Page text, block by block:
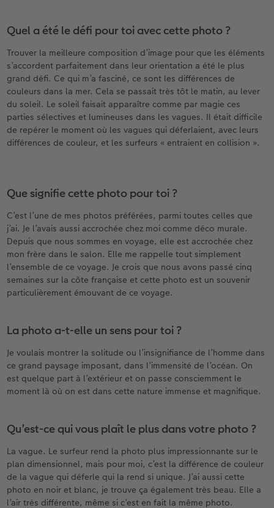
Quel a été le défi pour toi avec cette photo ?
Trouver la meilleure composition d’image pour que les éléments
s’accordent parfaitement dans leur orientation a été le plus
grand défi. Ce qui m’a fasciné, ce sont les différences de
couleurs dans la mer. Cela se passait très tôt le matin, au lever
du soleil. Le soleil faisait apparaître comme par magie ces
parties sélectives et lumineuses dans les vagues. Il était difficile
de repérer le moment où les vagues qui déferlaient, avec leurs
différences de couleur, et les surfeurs « entraient en collision ».
Que signifie cette photo pour toi ?
C’est l’une de mes photos préférées, parmi toutes celles que
j’ai. Je l’avais aussi accrochée chez moi comme déco murale.
Depuis que nous sommes en voyage, elle est accrochée chez
mon frère dans le salon. Elle me rappelle tout simplement
l’ensemble de ce voyage. Je crois que nous avons passé cinq
semaines sur la côte française et cette photo est un souvenir
particulièrement émouvant de ce voyage.
La photo a-t-elle un sens pour toi ?
Je voulais montrer la solitude ou l’insignifiance de l’homme dans
ce grand paysage imposant, dans l’immensité de l’océan. On
est quelque part à l’extérieur et on passe consciemment le
moment là où on est dans cette nature immense et magnifique.
Qu’est-ce qui vous plaît le plus dans votre photo ?
La vague. Le surfeur rend la photo plus impressionnante sur le
plan dimensionnel, mais pour moi, c’est la différence de couleur
de la vague qui déferle qui la rend si unique. J’ai aussi cette
photo en noir et blanc, je trouve ça également très beau. Elle a
l’air très différente, même si c’est en fait la même photo.